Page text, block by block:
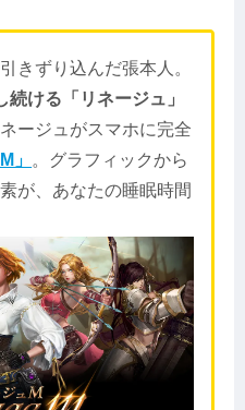
きずり込んだ張本人。
続ける「リネージュ」
ージュがスマホに完全
」 。グラフィックから
が、あなたの睡眠時間